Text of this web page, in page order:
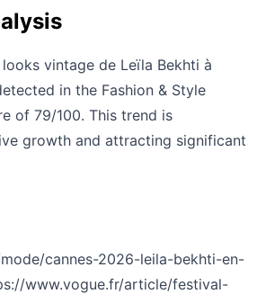
vintage de Leïla Bekhti à
in the Fashion & Style
of 79/100. This trend is
growth and attracting significant
cannes-2026-leila-bekhti-en-
www.vogue.fr/article/festival-